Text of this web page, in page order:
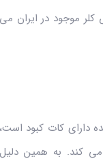
کلر موجود در ایران
دارای کات کبود
کند. به همین